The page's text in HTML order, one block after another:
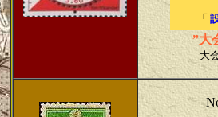
「
”大
大